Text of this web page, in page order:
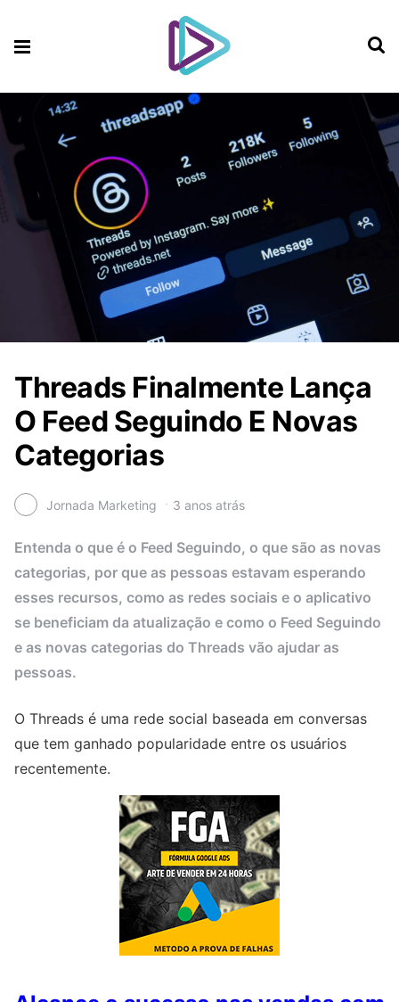
Threads Finalmente Lança
O Feed Seguindo E Novas
Categorias
Jornada Marketing 3 anos atrás
Entenda o que é o Feed Seguindo, o que são as novas
categorias, por que as pessoas estavam esperando
esses recursos, como as redes sociais e o aplicativo
se beneficiam da atualização e como o Feed Seguindo
e as novas categorias do Threads vão ajudar as
pessoas.
O Threads é uma rede social baseada em conversas
que tem ganhado popularidade entre os usuários
recentemente.